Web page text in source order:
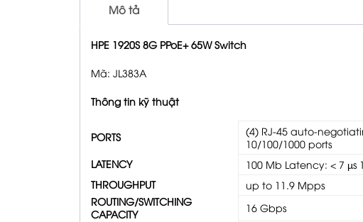
Mô tả
HPE 1920S 8G PPoE+ 65W Switch
Mã: JL383A
Thông tin kỹ thuật
PORTS
(4) RJ-45 auto-
10/100/1000 ports
LATENCY
100 Mb Latency: < 7 µs
THROUGHPUT
up to 11.9 Mpps
ROUTING/SWITCHING
CAPACITY
16 Gbps